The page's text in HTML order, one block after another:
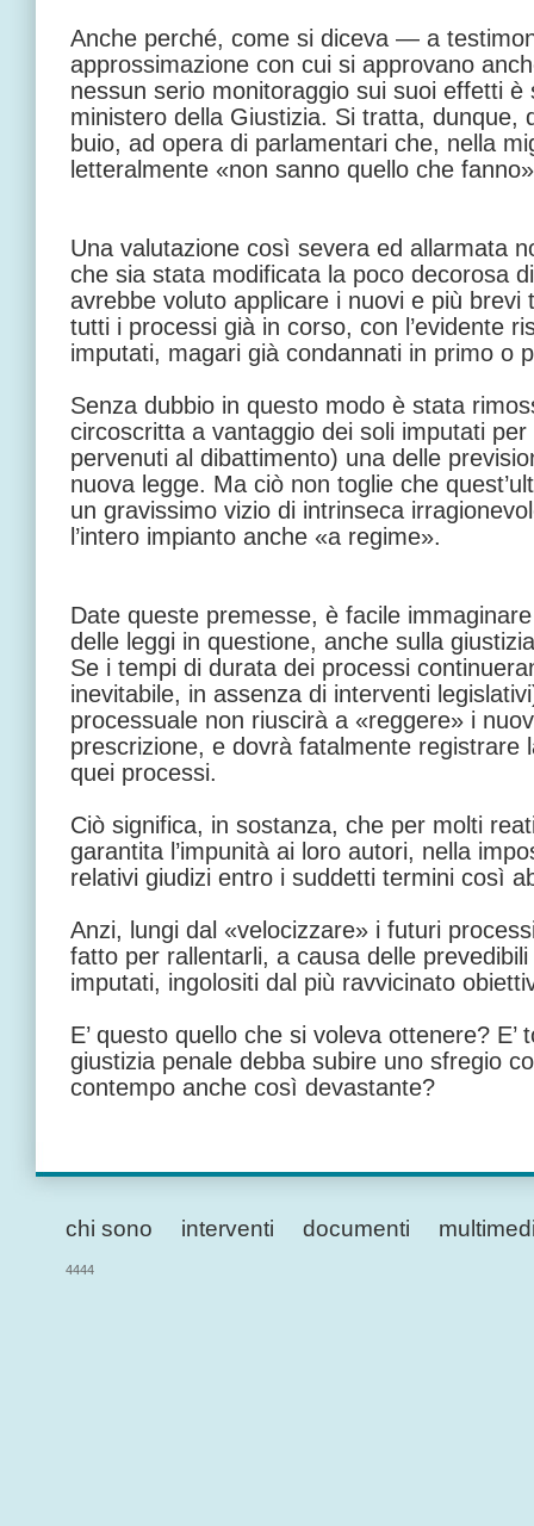
Anche perché, come si diceva — a
approssimazione con cui si approvano
nessun serio monitoraggio sui suoi effetti è
ministero della Giustizia. Si tratta, dunque,
buio, ad opera di parlamentari che, nella
letteralmente «non sanno quello che
Una valutazione così severa ed allarmata
che sia stata modificata la poco decorosa
avrebbe voluto applicare i nuovi e più brevi
tutti i processi già in corso, con l’evidente
imputati, magari già condannati in primo o
Senza dubbio in questo modo è stata
circoscritta a vantaggio dei soli imputati
pervenuti al dibattimento) una delle
nuova legge. Ma ciò non toglie che
un gravissimo vizio di intrinseca
l’intero impianto anche «a regime».
Date queste premesse, è facile
delle leggi in questione, anche sulla
Se i tempi di durata dei processi
inevitabile, in assenza di interventi
processuale non riuscirà a «reggere» i
prescrizione, e dovrà fatalmente registrare
quei processi.
Ciò significa, in sostanza, che per molti
garantita l’impunità ai loro autori, nella
relativi giudizi entro i suddetti termini così
Anzi, lungi dal «velocizzare» i futuri
fatto per rallentarli, a causa delle
imputati, ingolositi dal più ravvicinato
E’ questo quello che si voleva ottenere? E’
giustizia penale debba subire uno sfregio
contempo anche così devastante?
chi sono interventi documenti
4444